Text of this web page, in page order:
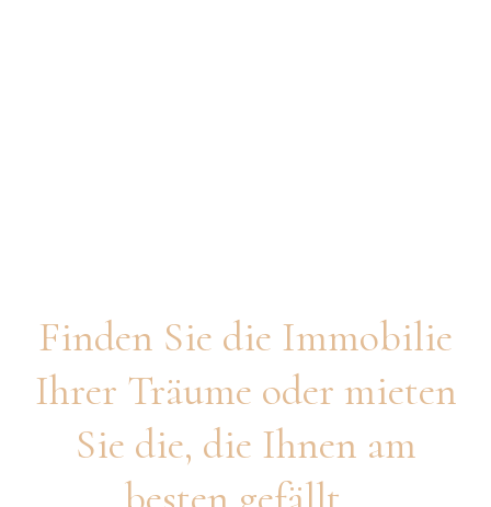
Finden Sie die Immobilie
Ihrer Träume oder mieten
Sie die, die Ihnen am